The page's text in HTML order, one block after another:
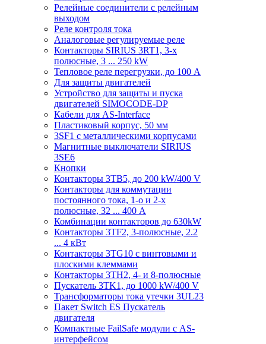
Релейные соединители с релейным
выходом
Реле контроля тока
Аналоговые регулируемые реле
Контакторы SIRIUS 3RT1, 3-х
полюсные, 3 ... 250 kW
Тепловое реле перегрузки, до 100 A
Для защиты двигателей
Устройство для защиты и пуска
двигателей SIMOCODE-DP
Кабели для AS-Interface
Пластиковый корпус, 50 мм
3SF1 с металлическими корпусами
Магнитные выключатели SIRIUS
3SE6
Кнопки
Контакторы 3TB5, до 200 kW/400 V
Контакторы для коммутации
постоянного тока, 1-о и 2-х
полюсные, 32 ... 400 A
Комбинации контакторов до 630kW
Контакторы 3TF2, 3-полюсные, 2.2
... 4 кВт
Контакторы 3TG10 c винтовыми и
плоскими клеммами
Контакторы 3TH2, 4- и 8-полюсные
Пускатель 3TK1, до 1000 kW/400 V
Трансформаторы тока утечки 3UL23
Пакет Switch ES Пускатель
двигателя
Компактные FailSafe модули с AS-
интерфейсом